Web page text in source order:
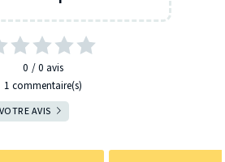
0 0 avis
1 commentaire(s)
VOTRE AVIS